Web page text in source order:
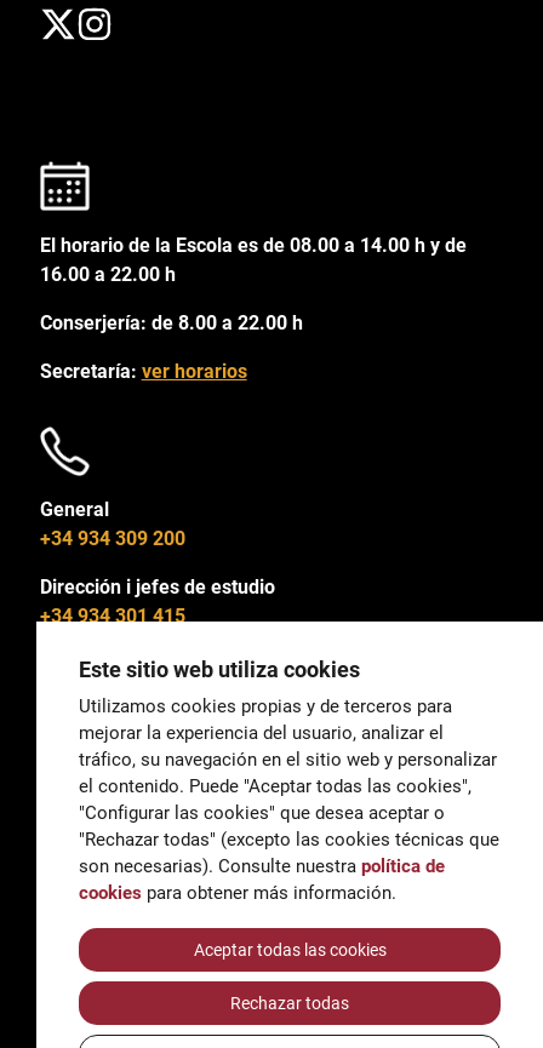
El horario de la Escola es de 08.00 a 14.00 h y de
16.00 a 22.00 h
Conserjería: de 8.00 a 22.00 h
Secretaría: ver horarios
General
+34 934 309 200
Dirección i jefes de estudio
+34 934 301 415
General
correu@escoladeltreball.org
Información
informacio@escoladeltreball.org
Trámites de secretaría
AccessibilidadAviso legal y Política de Privacidad
Este sitio web utiliza cookies
Utilizamos cookies propias y de terceros para
mejorar la experiencia del usuario, analizar el
tráfico, su navegación en el sitio web y personalizar
el contenido. Puede "Aceptar todas las cookies",
"Configurar las cookies" que desea aceptar o
"Rechazar todas" (excepto las cookies técnicas que
son necesarias). Consulte nuestra política de
cookies para obtener más información.
Aceptar todas las cookies
Rechazar todas